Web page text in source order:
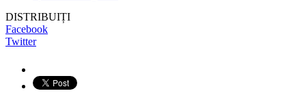
DISTRIBUIȚI
Facebook
Twitter